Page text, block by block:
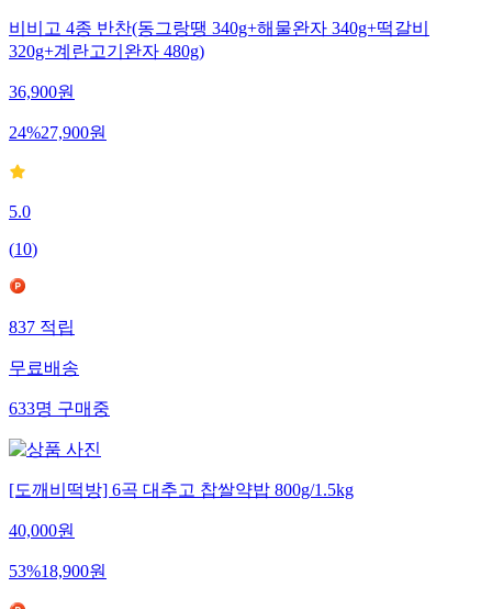
비비고 4종 반찬(동그랑땡 340g+해물완자 340g+떡갈비
320g+계란고기완자 480g)
36,900원
24%27,900원
5.0
(10)
837적립
무료배송
633명구매중
[도깨비떡방] 6곡 대추고 찹쌀약밥 800g/1.5kg
40,000원
53%18,900원